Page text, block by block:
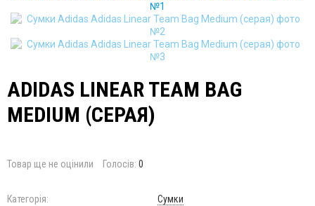
ADIDAS LINEAR TEAM BAG
MEDIUM (СЕРАЯ)
Товар ще не оцінили Голосів: 0
Категорія:
Сумки